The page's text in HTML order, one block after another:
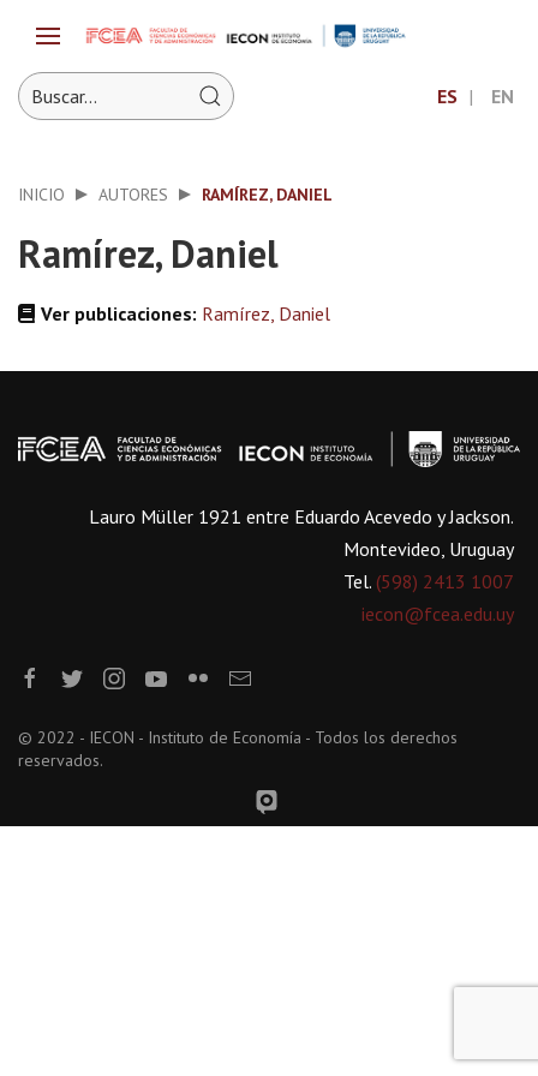
ES EN
INICIO AUTORES RAMÍREZ, DANIEL
Ramírez, Daniel
Ver publicaciones: Ramírez, Daniel
Lauro Müller 1921 entre Eduardo Acevedo y Jackson.
Montevideo, Uruguay
Tel. (598) 2413 1007
iecon@fcea.edu.uy
© 2022 - IECON - Instituto de Economía - Todos los derechos
reservados.